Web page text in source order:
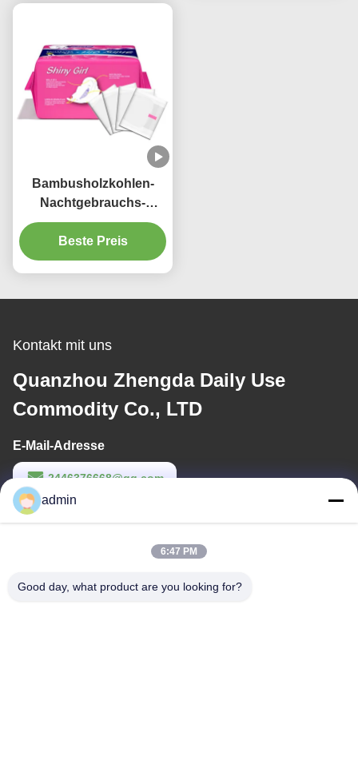
Bambusholzkohlen-
Nachtgebrauchs-
Damenbinde füllt
biologisch abbaubaren
Vliesstoff auf
Beste Preis
Kontakt mit uns
Quanzhou Zhengda Daily Use
Commodity Co., LTD
E-Mail-Adresse
2446376668@qq.com
Arbeitszeit
admin
6:47 PM
Good day, what product are you looking for?